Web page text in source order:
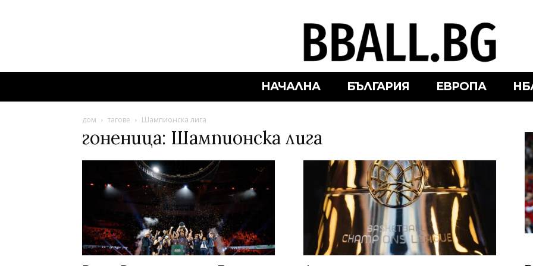
НАЧАЛНА БЪЛГАРИЯ ЕВРОПА
дом тагове Шампионска лига
гоненица: Шампионска лига